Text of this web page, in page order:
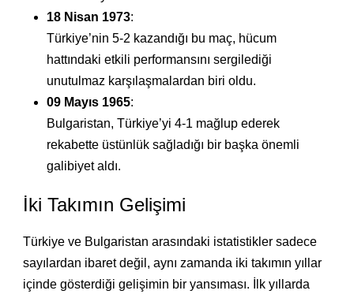
18 Nisan 1973:
Türkiye’nin 5-2 kazandığı bu maç, hücum
hattındaki etkili performansını sergilediği
unutulmaz karşılaşmalardan biri oldu.
09 Mayıs 1965:
Bulgaristan, Türkiye’yi 4-1 mağlup ederek
rekabette üstünlük sağladığı bir başka önemli
galibiyet aldı.
İki Takımın Gelişimi
Türkiye ve Bulgaristan arasındaki istatistikler sadece
sayılardan ibaret değil, aynı zamanda iki takımın yıllar
içinde gösterdiği gelişimin bir yansıması. İlk yıllarda